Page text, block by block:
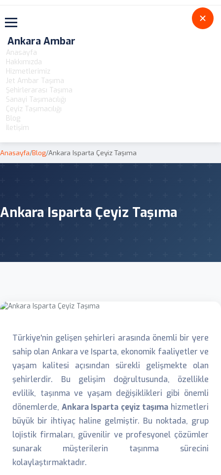
Toggle navigation
Ankara Ambar
Anasayfa
Hakkımızda
Hizmetlerimiz
Jet Ambar Taşıma
Şehirlerarası Taşıma
Sanayi Taşımacılığı
Çeyiz Taşımacılığı
Blog
İletişim
Anasayfa/Blog/Ankara Isparta Çeyiz Taşıma
Ankara Isparta Çeyiz Taşıma
Türkiye'nin gelişen şehirleri arasında önemli bir yere
sahip olan Ankara ve Isparta, ekonomik faaliyetler ve
yaşam kalitesi açısından sürekli gelişmekte olan
şehirlerdir. Bu gelişim doğrultusunda, özellikle
evlilik, taşınma ve yaşam değişiklikleri gibi önemli
dönemlerde, Ankara Isparta çeyiz taşıma hizmetleri
büyük bir ihtiyaç haline gelmiştir. Bu noktada, grup
lojistik firmaları, güvenilir ve profesyonel çözümler
sunarak müşterilerin taşınma sürecini
kolaylaştırmaktadır.